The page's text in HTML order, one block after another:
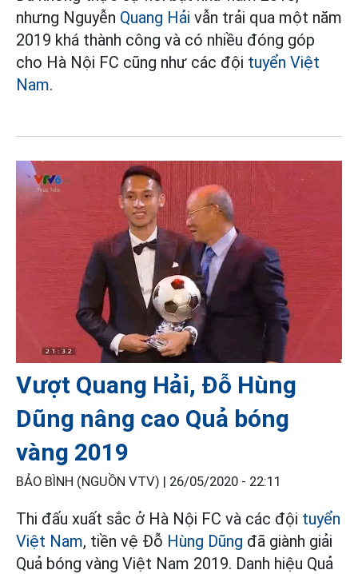
nhưng Nguyễn Quang Hải vẫn trải qua một năm
2019 khá thành công và có nhiều đóng góp
cho Hà Nội FC cũng như các đội tuyển Việt
Nam.
Vượt Quang Hải, Đỗ Hùng
Dũng nâng cao Quả bóng
vàng 2019
BẢO BÌNH (NGUỒN VTV) | 26/05/2020 - 22:11
Thi đấu xuất sắc ở Hà Nội FC và các đội tuyển
Việt Nam, tiền vệ Đỗ Hùng Dũng đã giành giải
Quả bóng vàng Việt Nam 2019. Danh hiệu Quả